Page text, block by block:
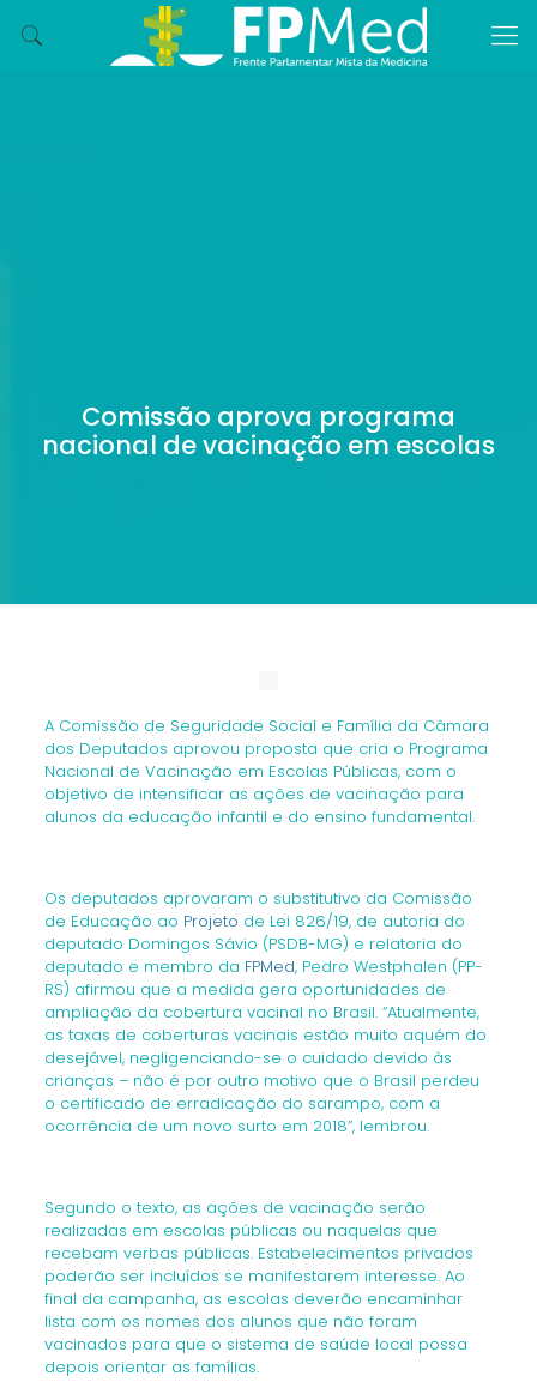
Comissão aprova programa
nacional de vacinação em escolas
A Comissão de Seguridade Social e Família da Câmara
dos Deputados aprovou proposta que cria o Programa
Nacional de Vacinação em Escolas Públicas, com o
objetivo de intensificar as ações de vacinação para
alunos da educação infantil e do ensino fundamental.
Os deputados aprovaram o substitutivo da Comissão
de Educação ao Projeto de Lei 826/19, de autoria do
deputado Domingos Sávio (PSDB-MG) e relatoria do
deputado e membro da FPMed, Pedro Westphalen (PP-
RS) afirmou que a medida gera oportunidades de
ampliação da cobertura vacinal no Brasil. “Atualmente,
as taxas de coberturas vacinais estão muito aquém do
desejável, negligenciando-se o cuidado devido às
crianças – não é por outro motivo que o Brasil perdeu
o certificado de erradicação do sarampo, com a
ocorrência de um novo surto em 2018”, lembrou.
Segundo o texto, as ações de vacinação serão
realizadas em escolas públicas ou naquelas que
recebam verbas públicas. Estabelecimentos privados
poderão ser incluídos se manifestarem interesse. Ao
final da campanha, as escolas deverão encaminhar
lista com os nomes dos alunos que não foram
vacinados para que o sistema de saúde local possa
depois orientar as famílias.